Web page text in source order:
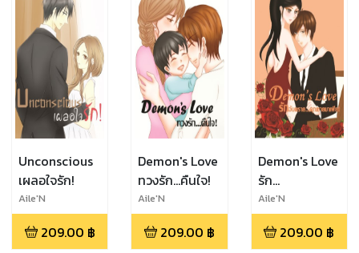
Unconscious
เผลอใจรัก!
Aile'N
209.00 ฿
Demon's Love
ทวงรัก...คืนใจ!
Aile'N
209.00 ฿
Demon's Love
รัก
อันตราย...คุณชาย
มาเฟีย!
Aile'N
209.00 ฿